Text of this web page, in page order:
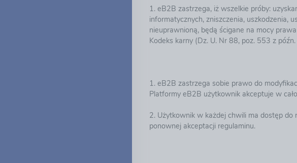
1. eB2B zastrzega, iż wszelkie próby:
informatycznych, zniszczenia, uszkodzenia,
nieuprawnioną, będą ścigane na mocy
Kodeks karny (Dz. U. Nr 88, poz. 553 z późn.
1. eB2B zastrzega sobie prawo do
Platformy eB2B użytkownik akceptuje w
2. Użytkownik w każdej chwili ma dostęp
ponownej akceptacji regulaminu.